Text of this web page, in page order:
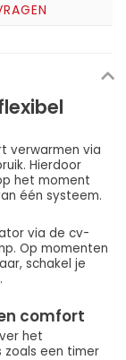
verwarmen via
Hierdoor
het moment
één systeem.
via de cv-
Op momenten
schakel je
comfort
het
zoals een timer